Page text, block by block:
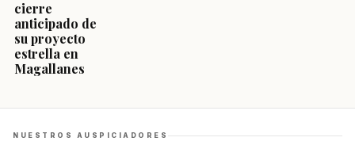
cierre
anticipado de
su proyecto
estrella en
Magallanes
NUESTROS AUSPICIADORES